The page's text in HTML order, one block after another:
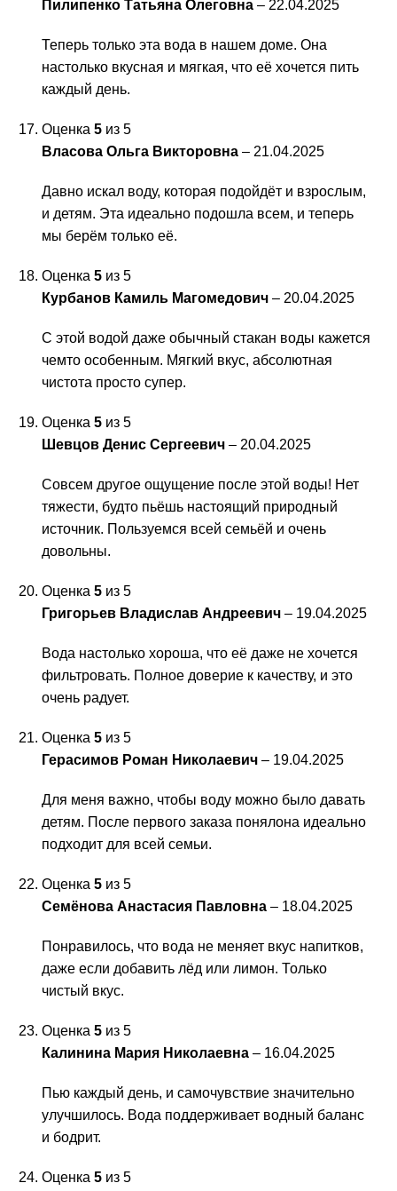
Пилипенко Татьяна Олеговна – 22.04.2025
Теперь только эта вода в нашем доме. Она
настолько вкусная и мягкая, что её хочется пить
каждый день.
Оценка 5 из 5
Власова Ольга Викторовна – 21.04.2025
Давно искал воду, которая подойдёт и взрослым,
и детям. Эта идеально подошла всем, и теперь
мы берём только её.
Оценка 5 из 5
Курбанов Камиль Магомедович – 20.04.2025
С этой водой даже обычный стакан воды кажется
чемто особенным. Мягкий вкус, абсолютная
чистота просто супер.
Оценка 5 из 5
Шевцов Денис Сергеевич – 20.04.2025
Совсем другое ощущение после этой воды! Нет
тяжести, будто пьёшь настоящий природный
источник. Пользуемся всей семьёй и очень
довольны.
Оценка 5 из 5
Григорьев Владислав Андреевич – 19.04.2025
Вода настолько хороша, что её даже не хочется
фильтровать. Полное доверие к качеству, и это
очень радует.
Оценка 5 из 5
Герасимов Роман Николаевич – 19.04.2025
Для меня важно, чтобы воду можно было давать
детям. После первого заказа понялона идеально
подходит для всей семьи.
Оценка 5 из 5
Семёнова Анастасия Павловна – 18.04.2025
Понравилось, что вода не меняет вкус напитков,
даже если добавить лёд или лимон. Только
чистый вкус.
Оценка 5 из 5
Калинина Мария Николаевна – 16.04.2025
Пью каждый день, и самочувствие значительно
улучшилось. Вода поддерживает водный баланс
и бодрит.
Оценка 5 из 5